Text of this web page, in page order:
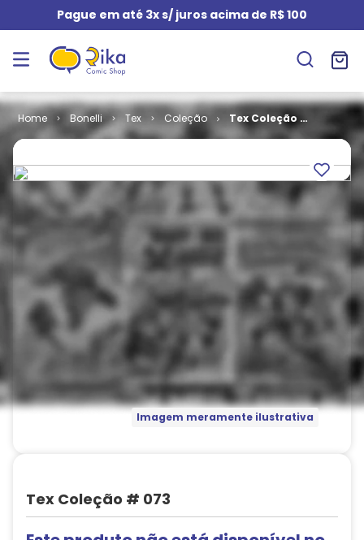
Pague em até 3x s/ juros acima de R$ 100
Bonelli Tex Coleção
Tex Coleção #
073
Imagem meramente ilustrativa
Tex Coleção # 073